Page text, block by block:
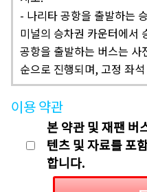
- 나리타 공항을 출발하는
미널의 승차권 카운터에서
공항을 출발하는 버스는
순으로 진행되며, 고정 좌
이용 약관
본 약관 및 재팬 버
텐츠 및 자료를 포
합니다.